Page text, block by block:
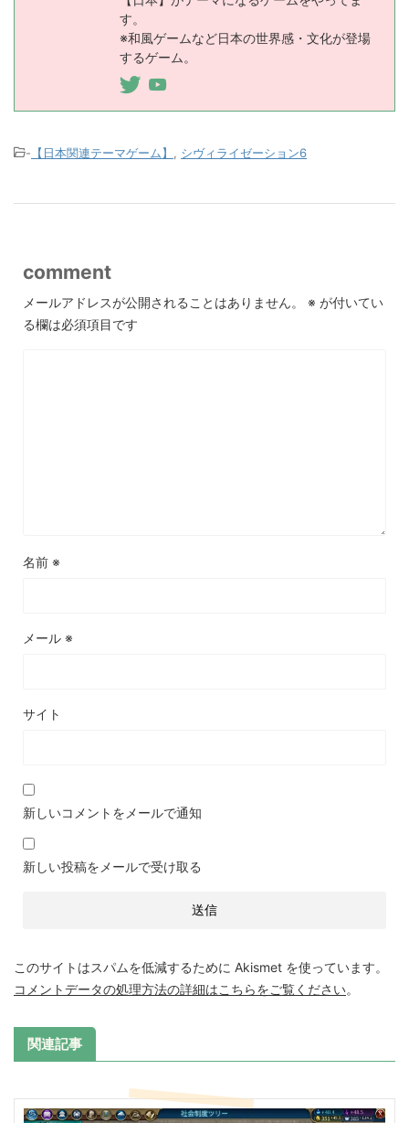
す。
※和風ゲームなど日本の世界感・文化が登場
するゲーム。
- 【日本関連テーマゲーム】 シヴィライゼーション6
comment
メールアドレスが公開されることはありません。 ※ が付いてい
る欄は必須項目です
名前 ※
メール ※
サイト
新しいコメントをメールで通知
新しい投稿をメールで受け取る
このサイトはスパムを低減するために Akismet を使っています。
コメントデータの処理方法の詳細はこちらをご覧ください。
関連記事